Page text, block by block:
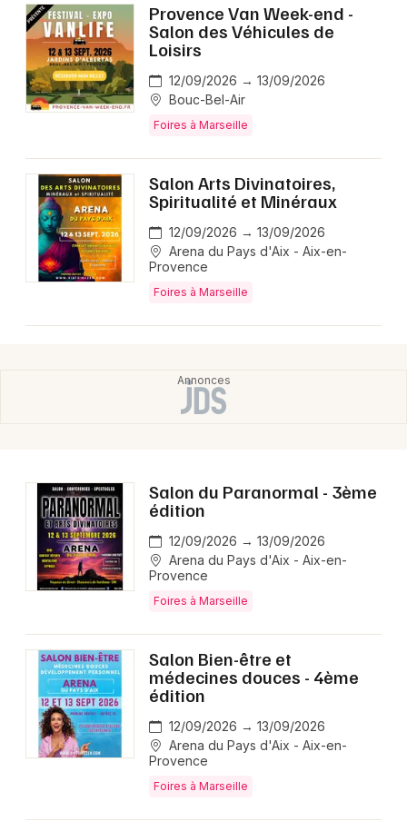
Provence Van Week-end -
Salon des Véhicules de
Loisirs
12/09/2026 → 13/09/2026
Bouc-Bel-Air
Foires à Marseille
Salon Arts Divinatoires,
Spiritualité et Minéraux
12/09/2026 → 13/09/2026
Arena du Pays d'Aix - Aix-en-
Provence
Foires à Marseille
Salon du Paranormal - 3ème
édition
12/09/2026 → 13/09/2026
Arena du Pays d'Aix - Aix-en-
Provence
Foires à Marseille
Salon Bien-être et
médecines douces - 4ème
édition
12/09/2026 → 13/09/2026
Arena du Pays d'Aix - Aix-en-
Provence
Foires à Marseille